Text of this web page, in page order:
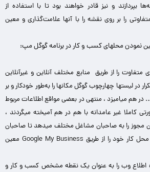
بپردازند و نیز قادر خواهند بود تا با استفاده از
را بر روی نقشه را با آنها علامت‌گذاری و معین
نمودن محلهای کسب و کار در برنامه گوگل مپ:
را از طریق منابع مختلف آنلاین و غیرآنلاین
در لیستها چهارچوب گوگل مکانها را به‌طور خودکار و بر
هم میامیزد ، منتهی در بعضی مواقع اطلاعات مربوط
کاملا غیر عامدانه با هم در هم آمیخته میگردند ،
مجوز را به صاحبان مشاغل مختلف میدهد تا صاحبان
پیشه های مختلف ، نوع و محل کار خود را از طریق Google My Business معین
اطلاع وب را به عنوان یک نقطه مشخص کسب و کار و